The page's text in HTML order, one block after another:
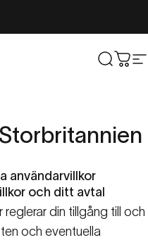
Sök
Storbritannien
användarvillkor
och ditt avtal
reglerar din tillgång till och
och eventuella